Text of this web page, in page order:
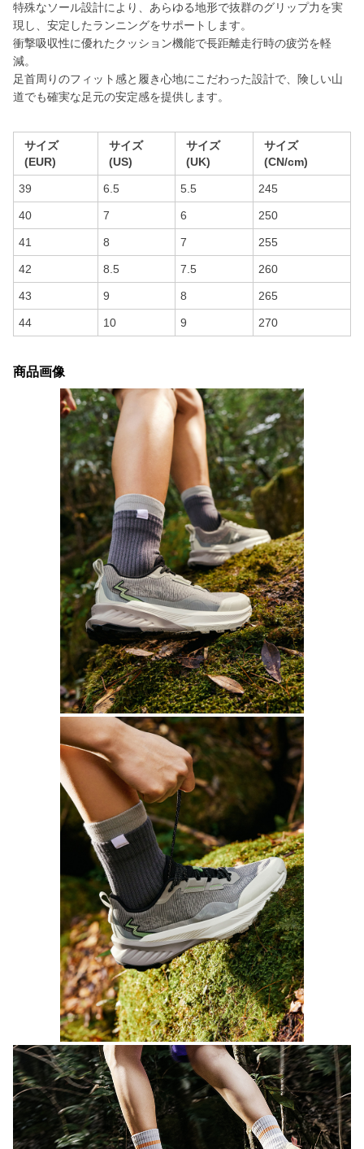
特殊なソール設計により、あらゆる地形で抜群のグリップ力を実
現し、安定したランニングをサポートします。
衝撃吸収性に優れたクッション機能で長距離走行時の疲労を軽
減。
足首周りのフィット感と履き心地にこだわった設計で、険しい山
道でも確実な足元の安定感を提供します。
サイズ
(EUR)
サイズ
(US)
サイズ
(UK)
サイズ
(CN/cm)
39 6.5 5.5 245
40 7 6 250
41 8 7 255
42 8.5 7.5 260
43 9 8 265
44 10 9 270
商品画像